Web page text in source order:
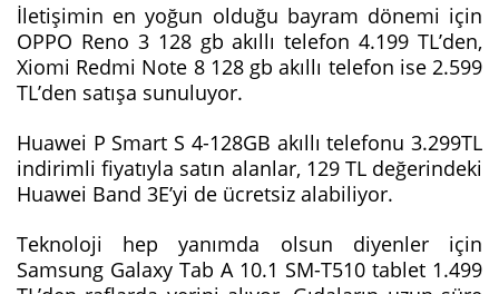
İletişimin en yoğun olduğu bayram dönemi için
OPPO Reno 3 128 gb akıllı telefon 4.199 TL’den,
Xiomi Redmi Note 8 128 gb akıllı telefon ise 2.599
TL’den satışa sunuluyor.
Huawei P Smart S 4-128GB akıllı telefonu 3.299TL
indirimli fiyatıyla satın alanlar, 129 TL değerindeki
Huawei Band 3E’yi de ücretsiz alabiliyor.
Teknoloji hep yanımda olsun diyenler için
Samsung Galaxy Tab A 10.1 SM-T510 tablet 1.499